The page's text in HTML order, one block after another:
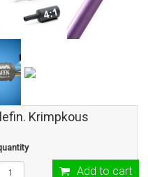
Krimpkous
Add to cart